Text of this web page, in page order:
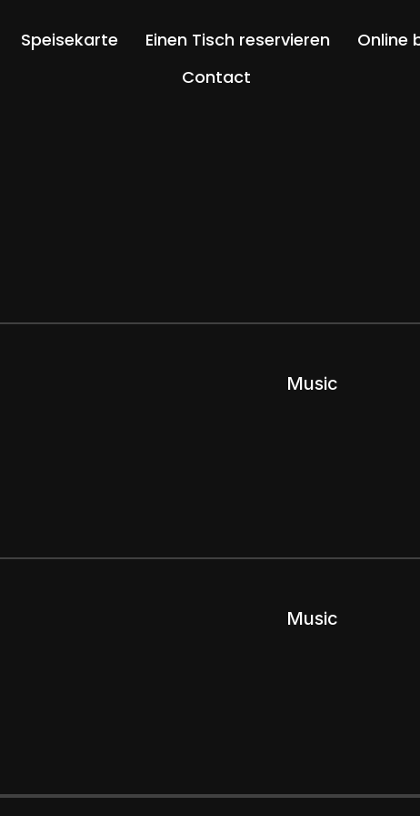
Speisekarte Einen Tisch reservieren
Online
Contact
Music
Music